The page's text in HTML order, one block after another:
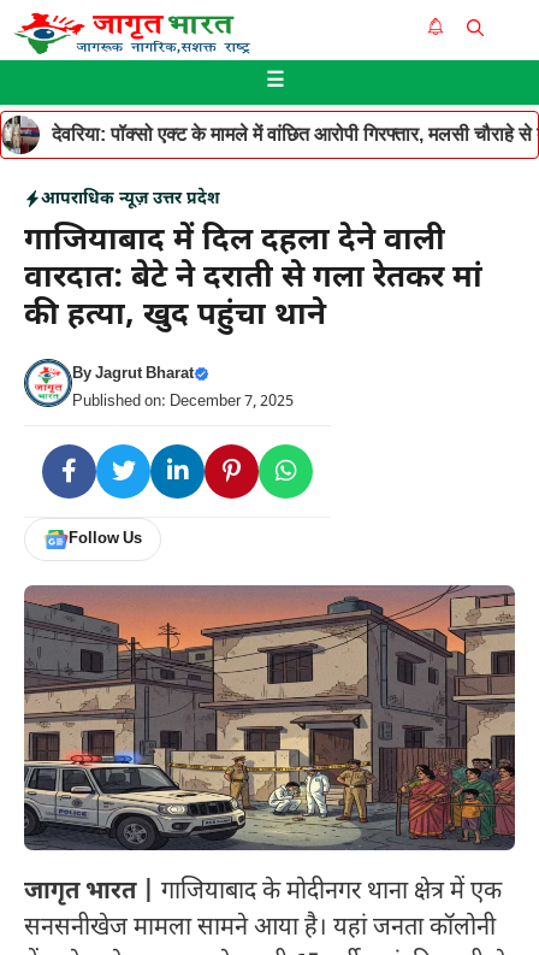
Skip
to
☰
देवरिया: पॉक्सो एक्ट के मामले में वांछित आरोपी गिरफ्तार, मलसी चौराहे
आपराधिक न्यूज़ उत्तर प्रदेश
गाजियाबाद में दिल दहला देने वाली
वारदात: बेटे ने दराती से गला रेतकर मां
की हत्या, खुद पहुंचा थाने
ByJagrut Bharat
Published on: December 7, 2025
Follow Us
जागृत भारत | गाजियाबाद के मोदीनगर थाना क्षेत्र में एक
सनसनीखेज मामला सामने आया है। यहां जनता कॉलोनी